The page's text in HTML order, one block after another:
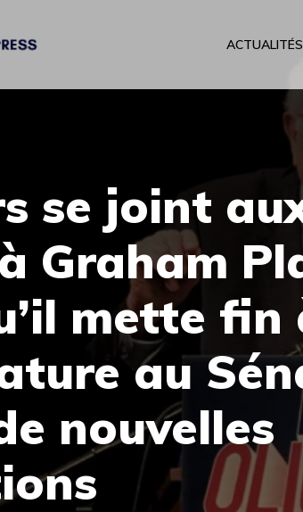
ACTUALITÉS
se joint
Graham
mette fin
au
nouvelles